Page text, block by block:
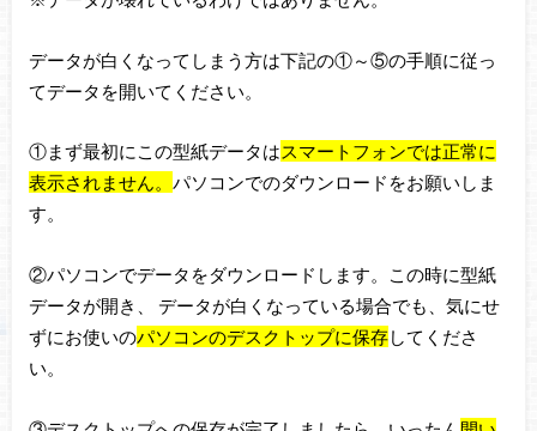
データが白くなってしまう方は下記の①～⑤の手順に従っ
てデータを開いてください。
①まず最初にこの型紙データはスマートフォンでは正常に
表示されません。 パソコンでのダウンロードをお願いしま
す。
②パソコンでデータをダウンロードします。この時に型紙
データが開き、 データが白くなっている場合でも、気にせ
ずにお使いのパソコンのデスクトップに保存してくださ
い。